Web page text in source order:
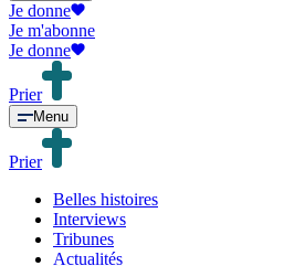
Je donne
Je m'abonne
Je donne
Prier
Menu
Prier
Belles histoires
Interviews
Tribunes
Actualités